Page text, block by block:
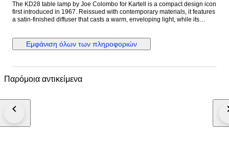
The KD28 table lamp by Joe Colombo for Kartell is a compact design icon
first introduced in 1967. Reissued with contemporary materials, it features
a satin-finished diffuser that casts a warm, enveloping light, while its
thinking design adapted to modern living. Pack of 1 E14 5W light bulb
included. The lamp is brand new, directly supplied by Kartell. It comes
shipment with other Kartell lots from this auction is offered. We pack with
Εμφάνιση όλων των πληροφοριών
Παρόμοια αντικείμενα